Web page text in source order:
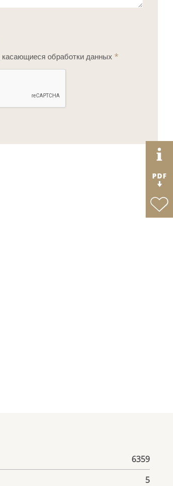
касающиеся обработки данных *
6359
5